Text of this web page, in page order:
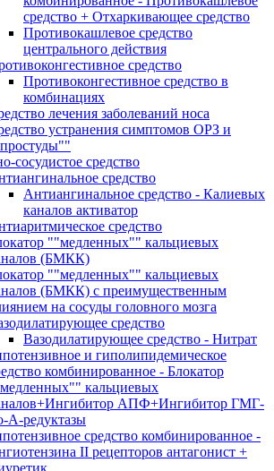
средство + Отхаркивающее средство
Противокашлевое средство
центрального действия
средство
Противоконгестивное средство в
комбинациях
лечения заболеваний носа
устранения симптомов ОРЗ и
сосудистое средство
средство
Антиангинальное средство - Калиевых
каналов активатор
средство
""медленных"" кальциевых
(БМКК)
""медленных"" кальциевых
(БМКК) с преимущественным
на сосуды головного мозга
средство
Вазодилатирующее средство - Нитрат
и гиполипидемическое
комбинированное - Блокатор
кальциевых
АПФ+Ингибитор ГМГ-
А-редуктазы
средство комбинированное -
II рецепторов антагонист +